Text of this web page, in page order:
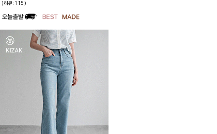
(리뷰:115)